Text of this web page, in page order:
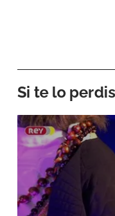
Si te lo